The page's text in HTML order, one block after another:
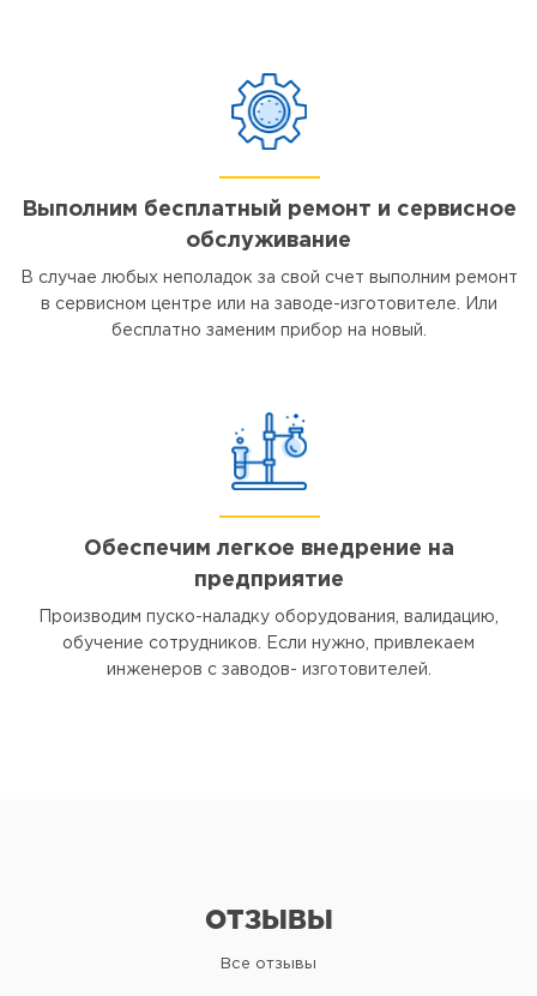
Выполним бесплатный ремонт и сервисное
обслуживание
В случае любых неполадок за свой счет выполним ремонт
в сервисном центре или на заводе-изготовителе. Или
бесплатно заменим прибор на новый.
Обеспечим легкое внедрение на
предприятие
Производим пуско-наладку оборудования, валидацию,
обучение сотрудников. Если нужно, привлекаем
инженеров с заводов- изготовителей.
ОТЗЫВЫ
Все отзывы